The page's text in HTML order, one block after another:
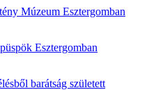
Múzeum Esztergomban
Esztergomban
barátság született